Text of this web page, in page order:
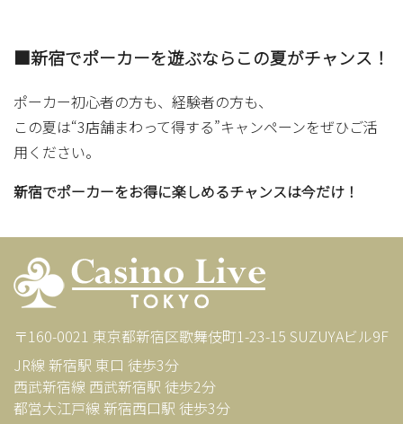
■新宿でポーカーを遊ぶならこの夏がチャンス！
ポーカー初心者の方も、経験者の方も、
この夏は“3店舗まわって得する”キャンペーンをぜひご活
用ください。
新宿でポーカーをお得に楽しめるチャンスは今だけ！
〒160-0021 東京都新宿区歌舞伎町1-23-15 SUZUYAビル9F
JR線 新宿駅 東口 徒歩3分
西武新宿線 西武新宿駅 徒歩2分
都営大江戸線 新宿西口駅 徒歩3分